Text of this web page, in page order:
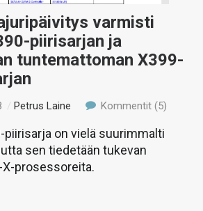
varmisti
piirisarjan ja
tuntemattoman X399-
/Petrus Laine Kommentit (5)
piirisarja on vielä suurimmalti
sen tiedetään tukevan
prosessoreita.